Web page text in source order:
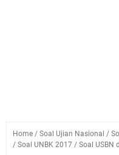
Home / Soal Ujian Nasional /
/ Soal UNBK 2017 / Soal USBN